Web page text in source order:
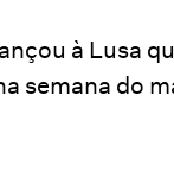
à Lusa
semana do